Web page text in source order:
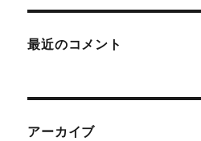
最近のコメント
アーカイブ